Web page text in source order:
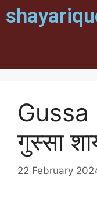
Gussa
गुस्सा
22 February